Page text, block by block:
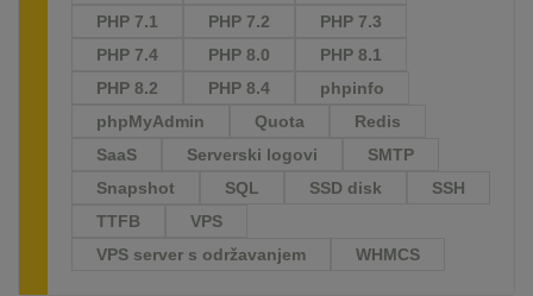
PHP 7.1
PHP 7.2
PHP 7.3
PHP 7.4
PHP 8.0
PHP 8.1
PHP 8.2
PHP 8.4
phpinfo
phpMyAdmin
Quota
Redis
SaaS
Serverski logovi
SMTP
Snapshot
SQL SSD disk
SSH
TTFB
VPS
VPS server s održavanjem
WHMCS